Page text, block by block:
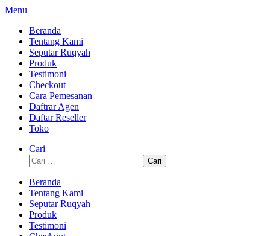
Lompat
konten
Menu
Beranda
Tentang Kami
Seputar Ruqyah
Produk
Testimoni
Checkout
Cara Pemesanan
Daftrar Agen
Daftar Reseller
Toko
Cari
Cari
untuk:
Beranda
Tentang Kami
Seputar Ruqyah
Produk
Testimoni